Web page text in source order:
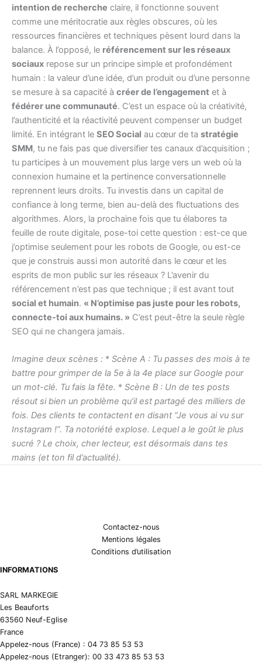
intention de recherche claire, il fonctionne souvent
comme une méritocratie aux règles obscures, où les
ressources financières et techniques pèsent lourd dans la
balance. À l’opposé, le référencement sur les réseaux
sociaux repose sur un principe simple et profondément
humain : la valeur d’une idée, d’un produit ou d’une personne
se mesure à sa capacité à créer de l’engagement et à
fédérer une communauté. C’est un espace où la créativité,
l’authenticité et la réactivité peuvent compenser un budget
limité. En intégrant le SEO Social au cœur de ta stratégie
SMM, tu ne fais pas que diversifier tes canaux d’acquisition ;
tu participes à un mouvement plus large vers un web où la
connexion humaine et la pertinence conversationnelle
reprennent leurs droits. Tu investis dans un capital de
confiance à long terme, bien au-delà des fluctuations des
algorithmes. Alors, la prochaine fois que tu élabores ta
feuille de route digitale, pose-toi cette question : est-ce que
j’optimise seulement pour les robots de Google, ou est-ce
que je construis aussi mon autorité dans le cœur et les
esprits de mon public sur les réseaux ? L’avenir du
référencement n’est pas que technique ; il est avant tout
social et humain. « N’optimise pas juste pour les robots,
connecte-toi aux humains. » C’est peut-être la seule règle
SEO qui ne changera jamais.
Imagine deux scènes : * Scène A : Tu passes des mois à te
battre pour grimper de la 5e à la 4e place sur Google pour
un mot-clé. Tu fais la fête. * Scène B : Un de tes posts
résout si bien un problème qu’il est partagé des milliers de
fois. Des clients te contactent en disant “Je vous ai vu sur
Instagram !”. Ta notoriété explose. Lequel a le goût le plus
sucré ? Le choix, cher lecteur, est désormais dans tes
mains (et ton fil d’actualité).
Contactez-nous
Mentions légales
Conditions d’utilisation
INFORMATIONS
SARL MARKEGIE
Les Beauforts
63560 Neuf-Eglise
France
Appelez-nous (France) : 04 73 85 53 53
Appelez-nous (Etranger): 00 33 473 85 53 53